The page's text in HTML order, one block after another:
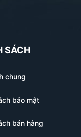
SÁCH
chung
bảo mật
bán hàng